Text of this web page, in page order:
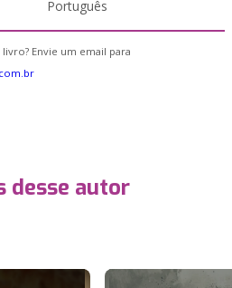
Português
Envie um email para
desse autor